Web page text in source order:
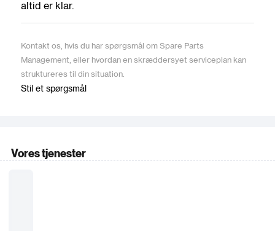
altid er klar.
Kontakt os, hvis du har spørgsmål om Spare Parts
Management, eller hvordan en skræddersyet serviceplan kan
struktureres til din situation.
Stil et spørgsmål
Vores tjenester